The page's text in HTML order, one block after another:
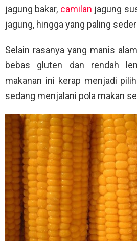
jagung bakar, camilan jagung
jagung, hingga yang paling
Selain rasanya yang manis
bebas gluten dan rendah
makanan ini kerap menjadi
sedang menjalani pola makan